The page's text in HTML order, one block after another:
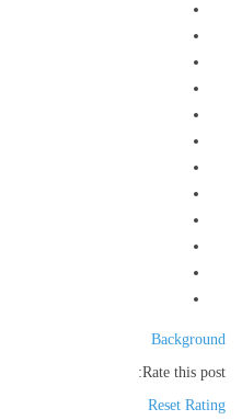
Background
Rate this post:
Reset Rating